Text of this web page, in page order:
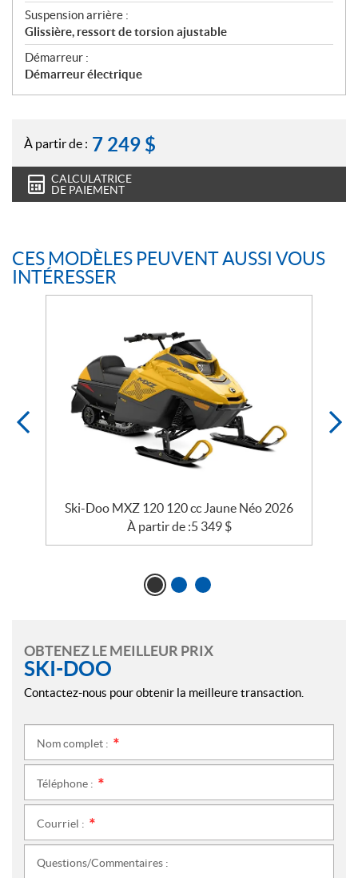
Suspension arrière :
Glissière, ressort de torsion ajustable
Démarreur :
Démarreur électrique
À partir de : 7 249 $
CALCULATRICE
DE PAIEMENT
CES MODÈLES PEUVENT AUSSI VOUS
INTÉRESSER
Ski-Doo MXZ 120 120 cc Jaune Néo 2026
À partir de :5 349 $
OBTENEZ LE MEILLEUR PRIX
SKI-DOO
Contactez-nous pour obtenir la meilleure transaction.
Nom complet :
Téléphone :
Courriel :
Questions/Commentaires :